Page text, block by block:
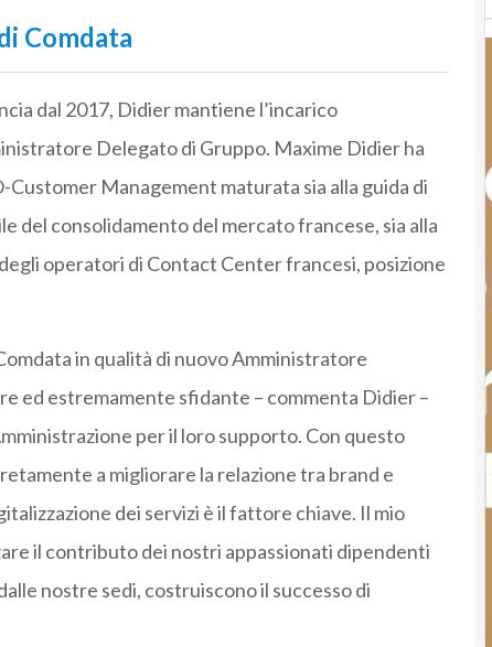
Comdata
dal 2017, Didier mantiene l’incarico
Delegato di Gruppo. Maxime Didier ha
Management maturata sia alla guida di
del consolidamento del mercato francese, sia alla
operatori di Contact Center francesi, posizione
in qualità di nuovo Amministratore
ed estremamente sfidante – commenta Didier –
per il loro supporto. Con questo
a migliorare la relazione tra brand e
dei servizi è il fattore chiave. Il mio
il contributo dei nostri appassionati dipendenti
nostre sedi, costruiscono il successo di